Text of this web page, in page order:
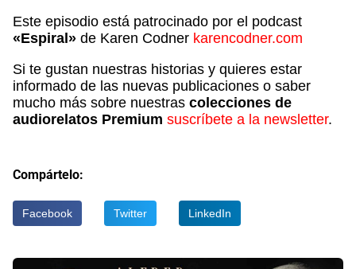
Este episodio está patrocinado por el podcast
«Espiral» de Karen Codner karencodner.com
Si te gustan nuestras historias y quieres estar
informado de las nuevas publicaciones o saber
mucho más sobre nuestras colecciones de
audiorelatos Premium suscríbete a la newsletter.
Compártelo:
Facebook Twitter LinkedIn